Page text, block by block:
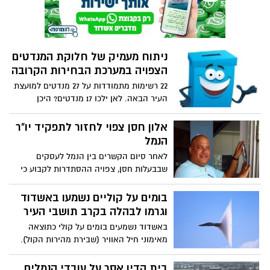
במקום עם בת זוגתו ושני ילדיה, תושבי
אשקלון
ניתוח מעמיק של חלוקת המנדטים
הצפויה במערכת הבחירות הקרובה
22 רשימות מתמודדות על 27 מנדטים למועצת
העיר הבאה. לאן ילכו 17 מנדטים? היכן
המנדטים הפנויים? כמה רשימות לא יעברו את
אחוז החסימה? אייך יתפלגו הקולות? כל זאת
ועוד בכתבה הבאה
אלון חסן צפוי לחזור לתפקיד יו"ר
הנמל
לאחר סיום הקשרים בין הנמל לעסקים
שבבעלות חסן, צפויה ההסתדרות לקבוע כי
לחסן אין ניגוד עניינים. צפוי לנהל המו"מ עם
משרד התחבורה
בומים על קוליים נשמעו באשדוד
וגרמו לבהלה בקרב תושבי העיר
באשדוד נשמעים בומים על קולי כתוצאה
מאימוני חיל האוויר (שבירת מהירות הקול).
אין מדובר באירוע חריג בעיר או נפילות של
טילים. קול הנפץ גרם לבהלה רבה ברחבי